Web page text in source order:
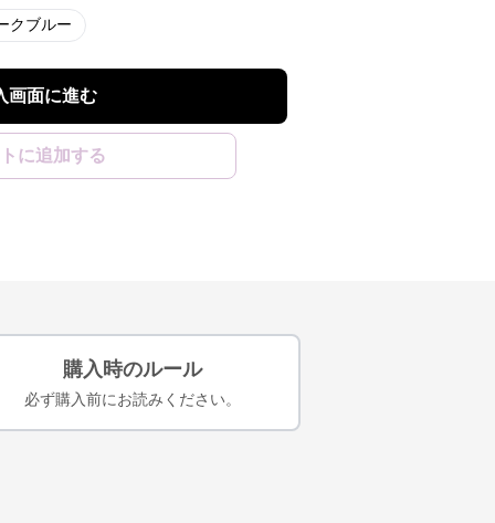
クブルー
画面に進む
に追加する
購入時のルール
必ず購入前にお読みください。